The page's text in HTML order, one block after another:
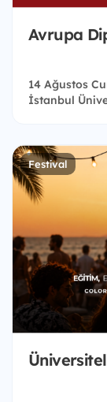
Avrupa
14 Ağustos
İstanbul
Festival